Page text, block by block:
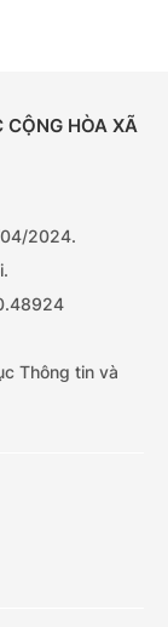
HÒA XÃ
2024.
Thông tin và